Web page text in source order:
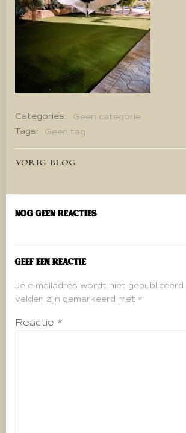
Categories:
Geen categorie
Tags:
Geen tag
Bericht
navigatie
VORIG BLOG
Nog geen reacties
Geef een reactie
Je e-mailadres wordt niet gepubliceerd.
velden zijn gemarkeerd met *
Reactie *